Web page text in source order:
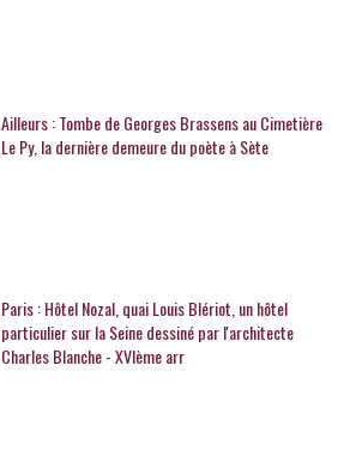
Ailleurs : Tombe de Georges Brassens au Cimetière
Le Py, la dernière demeure du poète à Sète
Paris : Hôtel Nozal, quai Louis Blériot, un hôtel
particulier sur la Seine dessiné par l'architecte
Charles Blanche - XVIème arr